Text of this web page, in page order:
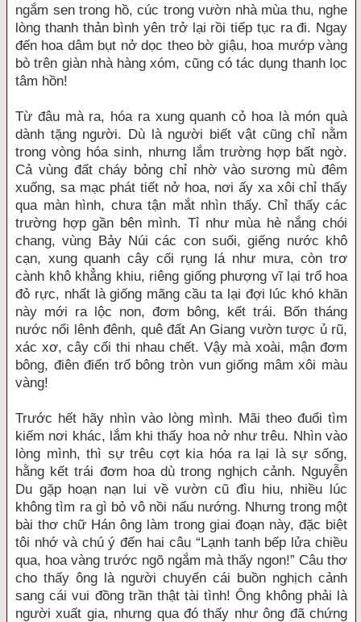
ngắm sen trong hồ, cúc trong vườn nhà mùa thu, nghe
lòng thanh thản bình yên trở lại rồi tiếp tục ra đi. Ngay
đến hoa dâm bụt nở dọc theo bờ giậu, hoa mướp vàng
bò trên giàn nhà hàng xóm, cũng có tác dụng thanh lọc
tâm hồn!
Từ đâu mà ra, hóa ra xung quanh cỏ hoa là món quà
dành tặng người. Dù là người biết vật cũng chỉ nằm
trong vòng hóa sinh, nhưng lắm trường hợp bất ngờ.
Cả vùng đất cháy bỏng chỉ nhờ vào sương mù đêm
xuống, sa mạc phát tiết nở hoa, nơi ấy xa xôi chỉ thấy
qua màn hình, chưa tận mắt nhìn thấy. Chỉ thấy các
trường hợp gần bên mình. Tỉ như mùa hè nắng chói
chang, vùng Bảy Núi các con suối, giếng nước khô
cạn, xung quanh cây cối rụng lá như mưa, còn trơ
cành khô khẳng khiu, riêng giống phượng vĩ lại trổ hoa
đỏ rực, nhất là giống mãng cầu ta lại đợi lúc khó khăn
này mới ra lộc non, đơm bông, kết trái. Bốn tháng
nước nổi lênh đênh, quê đất An Giang vườn tược ủ rũ,
xác xơ, cây cối thi nhau chết. Vậy mà xoài, mận đơm
bông, điên điển trổ bông tròn vun giống mâm xôi màu
vàng!
Trước hết hãy nhìn vào lòng mình. Mãi theo đuổi tìm
kiếm nơi khác, lắm khi thấy hoa nở như trêu. Nhìn vào
lòng mình, thì sự trêu cợt kia hóa ra lại là sự sống,
hằng kết trái đơm hoa dù trong nghịch cảnh. Nguyễn
Du gặp hoạn nạn lui về vườn cũ đìu hiu, nhiều lúc
không tìm ra gì bỏ vô nồi nấu nướng. Nhưng trong một
bài thơ chữ Hán ông làm trong giai đoạn này, đặc biệt
tôi nhớ và chú ý đến hai câu “Lạnh tanh bếp lửa chiều
qua, hoa vàng trước ngõ ngắm mà thấy ngon!” Câu thơ
cho thấy ông là người chuyển cái buồn nghịch cảnh
sang cái vui đồng trần thật tài tình! Ông không phải là
người xuất gia, nhưng qua đó thấy như ông đã chứng